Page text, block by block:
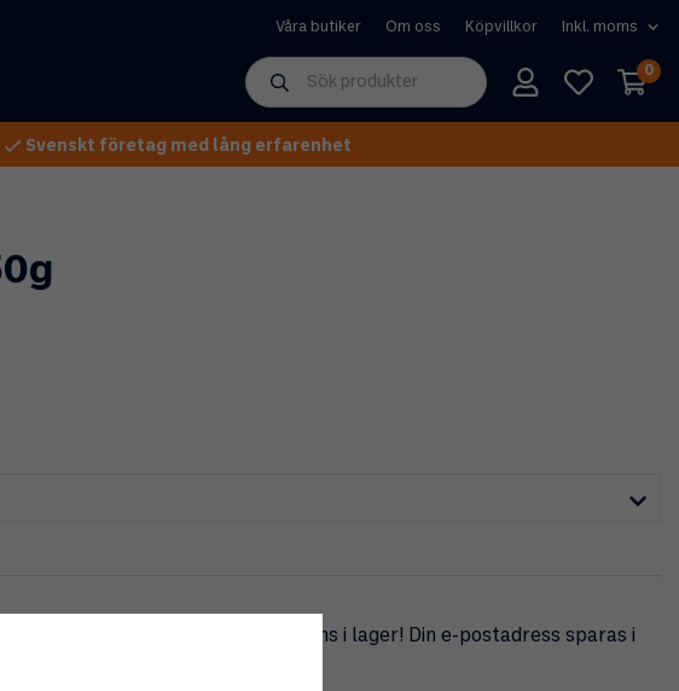
Våra butiker Om oss Köpvillkor
0
Svenskt företag med lång erfarenhet
meddelar vi dig när produkten finns i lager! Din e-postadress sparas i